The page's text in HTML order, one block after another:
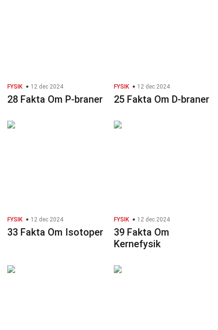
FYSIK 12 dec 2024
28 Fakta Om P-braner
FYSIK 12 dec 2024
25 Fakta Om D-braner
FYSIK 12 dec 2024
33 Fakta Om Isotoper
FYSIK 12 dec 2024
39 Fakta Om
Kernefysik